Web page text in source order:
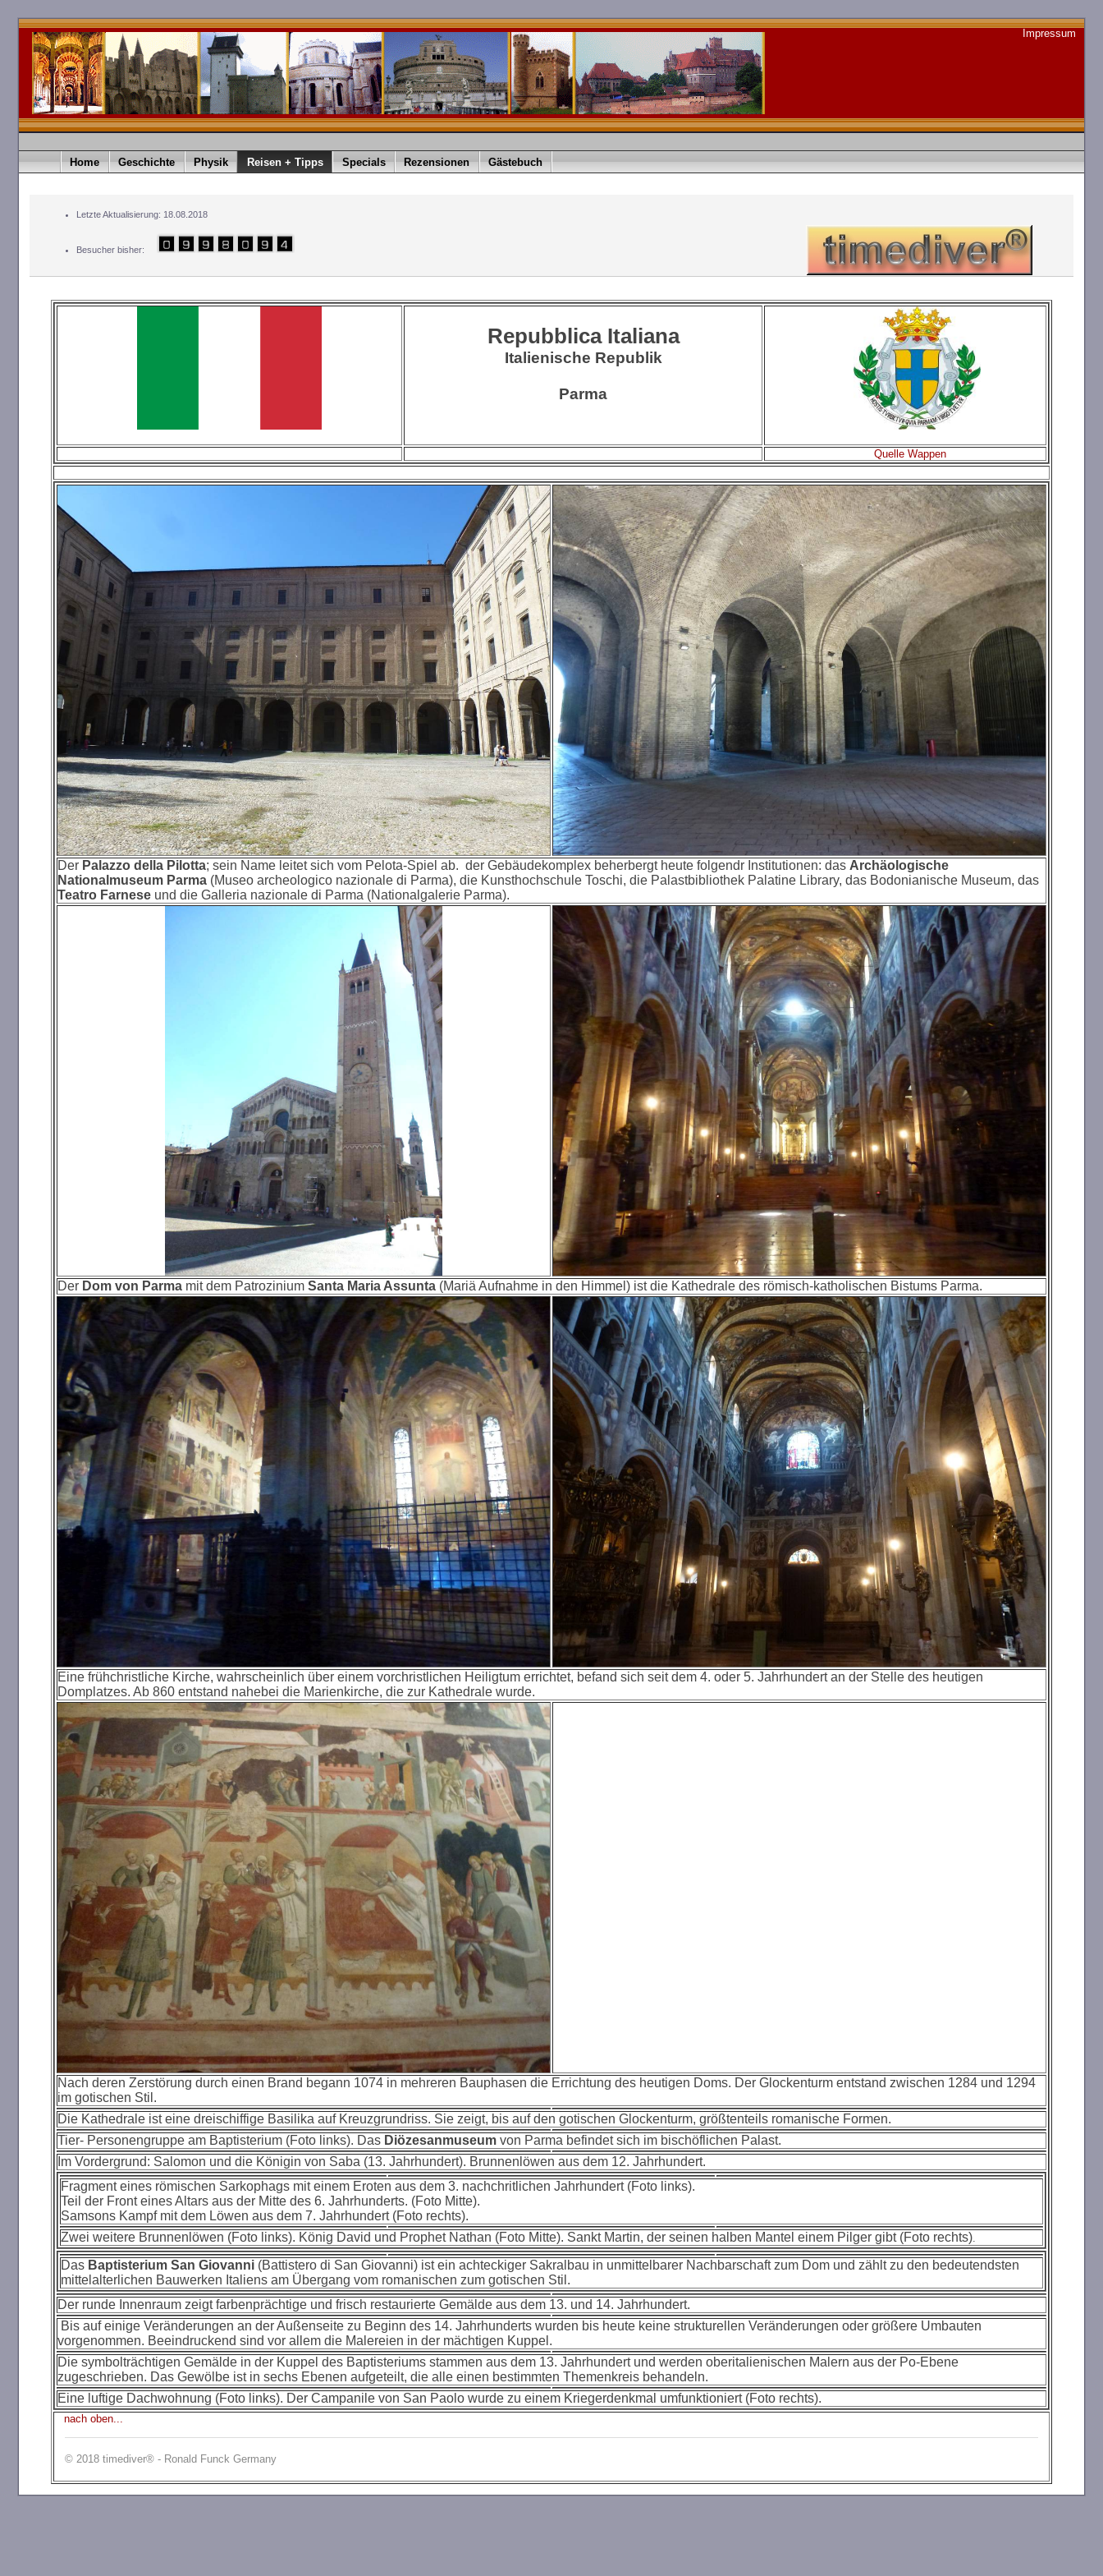
Impressum
Home Geschichte Physik Reisen + Tipps Specials Rezensionen Gästebuch
Letzte Aktualisierung: 18.08.2018
Besucher bisher:
Repubblica Italiana
Italienische Republik
Parma
Quelle Wappen
Der Palazzo della Pilotta; sein Name leitet sich vom Pelota-Spiel ab. der Gebäudekomplex beherbergt heute folgendr Institutionen: das Archäologische
Nationalmuseum Parma (Museo archeologico nazionale di Parma), die Kunsthochschule Toschi, die Palastbibliothek Palatine Library, das Bodonianische Museum, das
Teatro Farnese und die Galleria nazionale di Parma (Nationalgalerie Parma).
Der Dom von Parma mit dem Patrozinium Santa Maria Assunta (Mariä Aufnahme in den Himmel) ist die Kathedrale des römisch-katholischen Bistums Parma.
Eine frühchristliche Kirche, wahrscheinlich über einem vorchristlichen Heiligtum errichtet, befand sich seit dem 4. oder 5. Jahrhundert an der Stelle des heutigen
Domplatzes. Ab 860 entstand nahebei die Marienkirche, die zur Kathedrale wurde.
Nach deren Zerstörung durch einen Brand begann 1074 in mehreren Bauphasen die Errichtung des heutigen Doms. Der Glockenturm entstand zwischen 1284 und 1294
im gotischen Stil.
Die Kathedrale ist eine dreischiffige Basilika auf Kreuzgrundriss. Sie zeigt, bis auf den gotischen Glockenturm, größtenteils romanische Formen.
Tier- Personengruppe am Baptisterium (Foto links). Das Diözesanmuseum von Parma befindet sich im bischöflichen Palast.
Im Vordergrund: Salomon und die Königin von Saba (13. Jahrhundert). Brunnenlöwen aus dem 12. Jahrhundert.
Fragment eines römischen Sarkophags mit einem Eroten aus dem 3. nachchritlichen Jahrhundert (Foto links).
Teil der Front eines Altars aus der Mitte des 6. Jahrhunderts. (Foto Mitte).
Samsons Kampf mit dem Löwen aus dem 7. Jahrhundert (Foto rechts).
Zwei weitere Brunnenlöwen (Foto links). König David und Prophet Nathan (Foto Mitte). Sankt Martin, der seinen halben Mantel einem Pilger gibt (Foto rechts).
Das Baptisterium San Giovanni (Battistero di San Giovanni) ist ein achteckiger Sakralbau in unmittelbarer Nachbarschaft zum Dom und zählt zu den bedeutendsten
mittelalterlichen Bauwerken Italiens am Übergang vom romanischen zum gotischen Stil.
Der runde Innenraum zeigt farbenprächtige und frisch restaurierte Gemälde aus dem 13. und 14. Jahrhundert.
Bis auf einige Veränderungen an der Außenseite zu Beginn des 14. Jahrhunderts wurden bis heute keine strukturellen Veränderungen oder größere Umbauten
vorgenommen. Beeindruckend sind vor allem die Malereien in der mächtigen Kuppel.
Die symbolträchtigen Gemälde in der Kuppel des Baptisteriums stammen aus dem 13. Jahrhundert und werden oberitalienischen Malern aus der Po-Ebene
zugeschrieben. Das Gewölbe ist in sechs Ebenen aufgeteilt, die alle einen bestimmten Themenkreis behandeln.
Eine luftige Dachwohnung (Foto links). Der Campanile von San Paolo wurde zu einem Kriegerdenkmal umfunktioniert (Foto rechts).
nach oben...
© 2018 timediver® - Ronald Funck Germany